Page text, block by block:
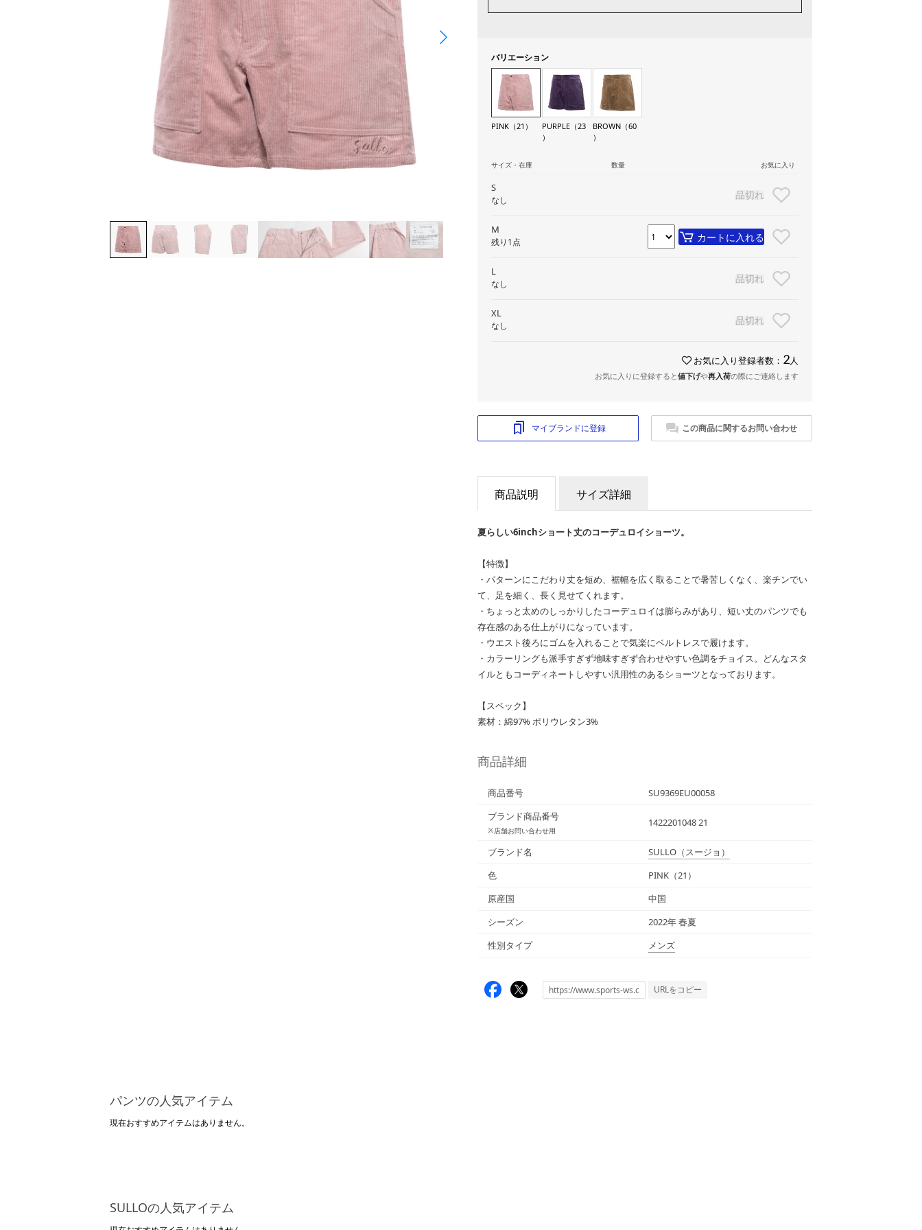
バリエーション
PINK（21）
PURPLE（23
）
BROWN（60
）
サイズ・在庫 数量 お気に入り
S
なし 品切れ
M
残り1点 カートに入れる
L
なし 品切れ
XL
なし 品切れ
お気に入り登録者数： 2 人
お気に入りに登録すると値下げや再入荷の際にご連絡します
マイブランドに登録 この商品に関するお問い合わせ
商品説明 サイズ詳細
夏らしい6inchショート丈のコーデュロイショーツ。
【特徴】
・パターンにこだわり丈を短め、裾幅を広く取ることで暑苦しくなく、楽チンでい
て、足を細く、長く見せてくれます。
・ちょっと太めのしっかりしたコーデュロイは膨らみがあり、短い丈のパンツでも
存在感のある仕上がりになっています。
・ウエスト後ろにゴムを入れることで気楽にベルトレスで履けます。
・カラーリングも派手すぎず地味すぎず合わせやすい色調をチョイス。どんなスタ
イルともコーディネートしやすい汎用性のあるショーツとなっております。
【スペック】
素材：綿97% ポリウレタン3%
商品詳細
商品番号
SU9369EU00058
ブランド商品番号
※店舗お問い合わせ用
1422201048 21
ブランド名 SULLO （スージョ）
色
PINK（21）
原産国
中国
シーズン
2022年 春夏
性別タイプ
メンズ
URLをコピー
パンツの人気アイテム
現在おすすめアイテムはありません。
SULLOの人気アイテム